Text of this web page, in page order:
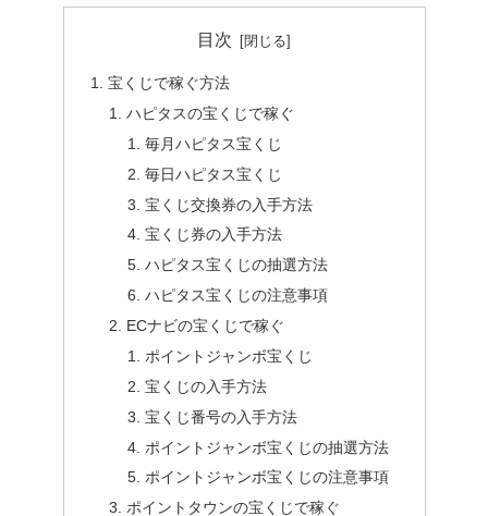
目次
宝くじで稼ぐ方法
ハピタスの宝くじで稼ぐ
毎月ハピタス宝くじ
毎日ハピタス宝くじ
宝くじ交換券の入手方法
宝くじ券の入手方法
ハピタス宝くじの抽選方法
ハピタス宝くじの注意事項
ECナビの宝くじで稼ぐ
ポイントジャンボ宝くじ
宝くじの入手方法
宝くじ番号の入手方法
ポイントジャンボ宝くじの抽選方法
ポイントジャンボ宝くじの注意事項
ポイントタウンの宝くじで稼ぐ